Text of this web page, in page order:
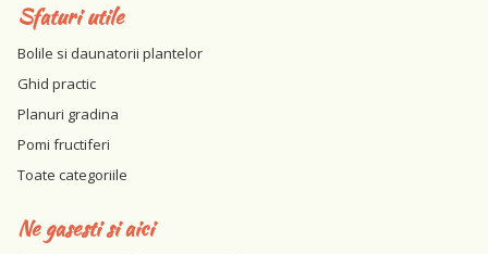
Sfaturi utile
Bolile si daunatorii plantelor
Ghid practic
Planuri gradina
Pomi fructiferi
Toate categoriile
Ne gasesti si aici